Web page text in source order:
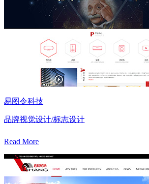
易图令科技
品牌视觉设计/标志设计
Read More